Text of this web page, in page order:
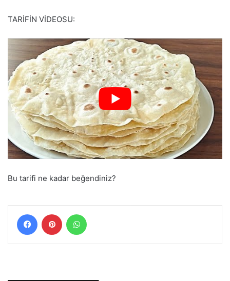
TARİFİN VİDEOSU:
Bu tarifi ne kadar beğendiniz?
FacebookPinterest